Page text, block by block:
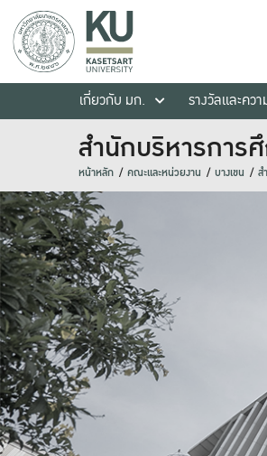
เกี่ยวกับ มก.
รางวัลและคว
สำนักบริหารการ
หน้าหลัก คณะและหน่วยงาน บางเขน ส